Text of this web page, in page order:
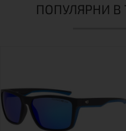
ПОПУЛЯРНИ В